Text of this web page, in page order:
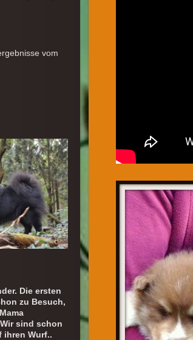
vom
Die ersten
zu Besuch,
sind schon
ihren Wurf..